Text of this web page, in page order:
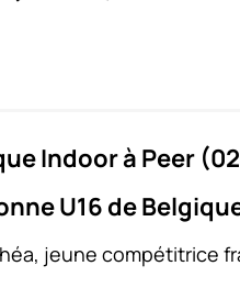
Indoor à Peer
U16 de
jeune compétitrice